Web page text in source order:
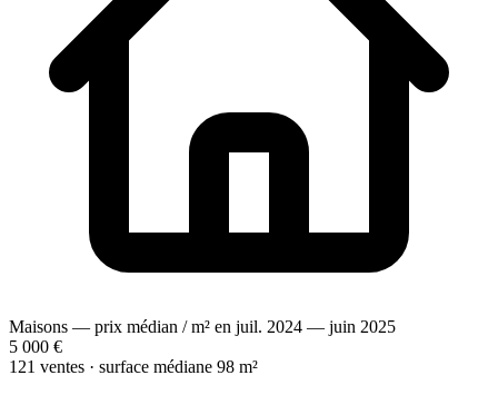
Maisons — prix médian / m² en juil. 2024 — juin 2025
5 000 €
121 ventes · surface médiane 98 m²